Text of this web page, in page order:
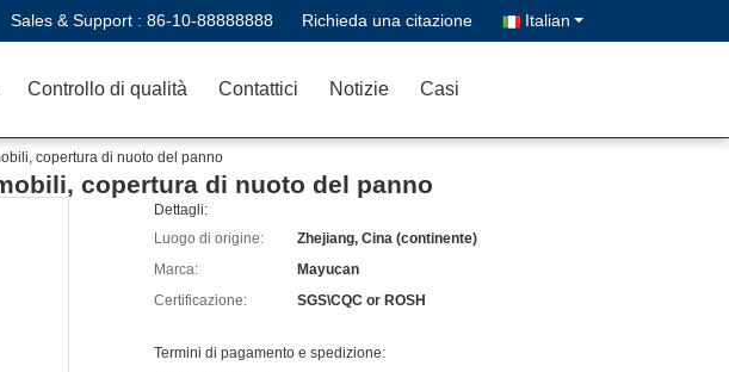
Sales & Support : 86-10-88888888 Richieda una citazione Italian
Controllo di qualità Contattici Notizie Casi
copertura di nuoto del panno
copertura di nuoto del panno
Dettagli:
Luogo di origine:
Zhejiang, Cina (continente)
Marca:
Mayucan
Certificazione:
SGS\CQC or ROSH
Termini di pagamento e spedizione: